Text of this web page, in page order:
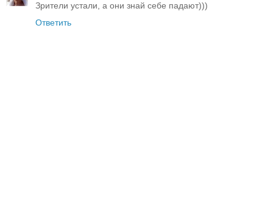
Зрители устали, а они знай себе падают)))
Ответить